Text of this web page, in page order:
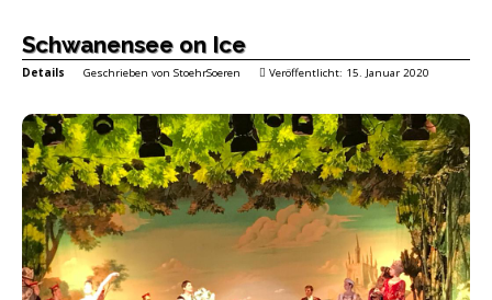
Schwanensee on Ice
Details Geschrieben von StoehrSoeren Veröffentlicht: 15. Januar 2020